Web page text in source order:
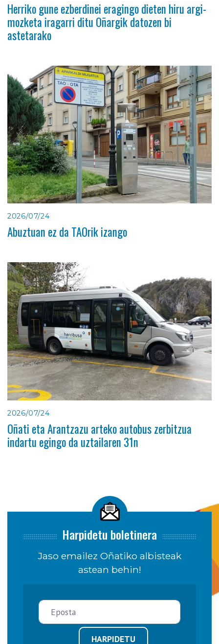
Herriko gune ezberdinei eragingo dieten hiru argi-
mozketa iragarri ditu Oñargik datozen bi
astetarako
2026/07/24
Abuztuan ez da TAOrik izango
2026/07/24
Oñati eta Arantzazu arteko autobus zerbitzua
indartu egingo da uztailaren 31n
Harpidetu boletinera
Jaso emailez Oñatiko albisteak
astean behin!
HARPIDETU